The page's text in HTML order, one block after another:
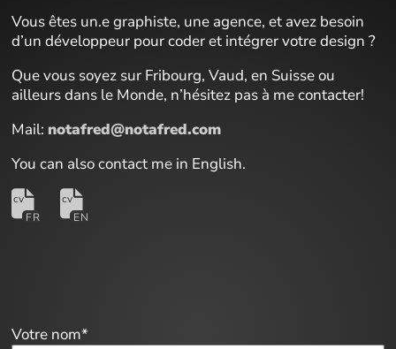
Vous êtes un.e graphiste, une agence, et avez besoin
d’un développeur pour coder et intégrer votre design ?
Que vous soyez sur Fribourg, Vaud, en Suisse ou
ailleurs dans le Monde, n’hésitez pas à me contacter!
Mail: notafred@notafred.com
You can also contact me in English.
Votre nom*